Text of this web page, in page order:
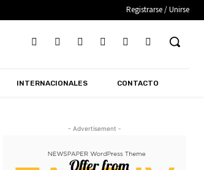
Registrarse / Unirse
INTERNACIONALES CONTACTO
- Advertisement -